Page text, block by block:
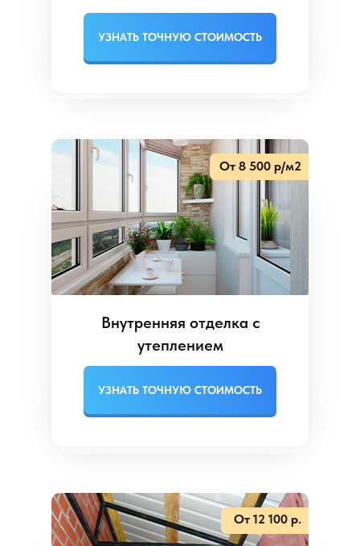
От 12 100 р.
Внутренняя отделка с
утеплением
От 8 500 р/м2
УЗНАТЬ ТОЧНУЮ СТОИМОСТЬ
УЗНАТЬ ТОЧНУЮ СТОИМОСТЬ